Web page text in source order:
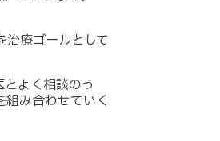
療ゴールとして
よく相談のう
み合わせていく